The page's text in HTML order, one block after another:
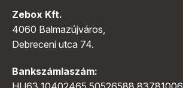
Zebox Kft.
4060 Balmazújváros,
Debreceni utca 74.
Bankszámlaszám: